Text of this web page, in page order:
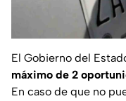
El Gobierno del
máximo de 2
En caso de que no